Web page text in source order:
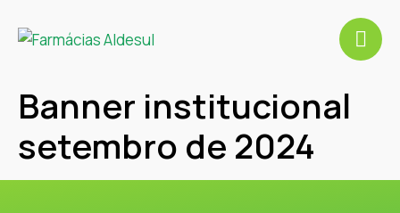
Banner institucional
setembro de 2024